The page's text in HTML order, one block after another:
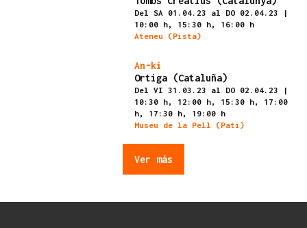
Del SA 01.04.23 al DO 02.04.23 |
10:00 h,
15:30 h,
16:00 h
Ateneu (Pista)
An-ki
Ortiga (Cataluña)
Del VI 31.03.23 al DO 02.04.23 |
10:30 h,
12:00 h, 15:30 h,
17:00
h,
17:30 h,
19:00 h
Museu de la Pell (Pati)
Ver más